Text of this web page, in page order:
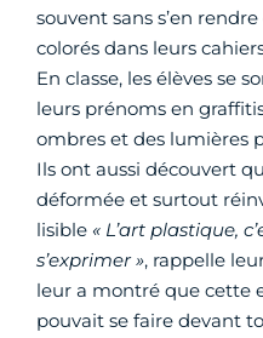
souvent sans s’en
colorés dans leurs
En classe, les élèves se
leurs prénoms en
ombres et des lumières
Ils ont aussi découvert
déformée et surtout
lisible « L’art plastique,
s’exprimer », rappelle
leur a montré que cette
pouvait se faire devant